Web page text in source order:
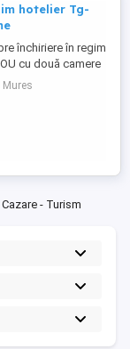
hotelier Tg-
închiriere în regim
cu două camere
in Tg. Mureș,
într-o zonă
loc de parcare
Mures
Cazare - Turism